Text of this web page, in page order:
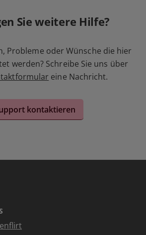
Sie weitere Hilfe?
Probleme oder Wünsche die hier
werden? Schreibe Sie uns über
eine Nachricht.
kontaktieren